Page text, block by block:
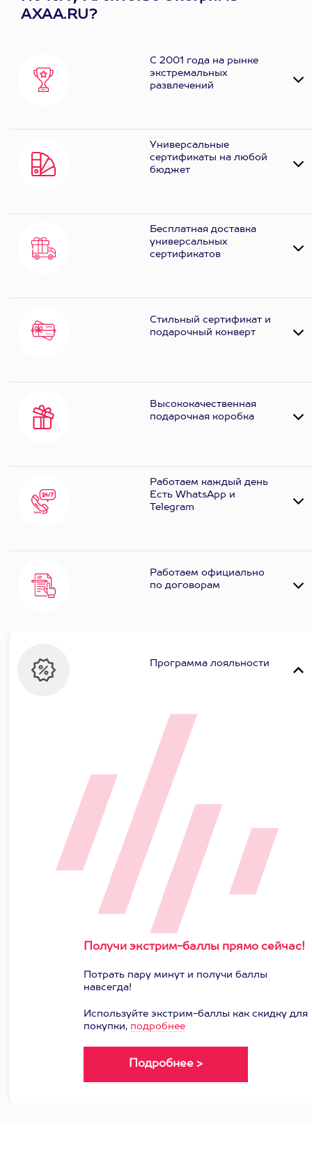
AXAA.RU?
С 2001 года на рынке
экстремальных
развлечений
Универсальные
сертификаты на любой
бюджет
Бесплатная доставка
универсальных
сертификатов
Стильный сертификат и
подарочный конверт
Высококачественная
подарочная коробка
Работаем каждый день
Есть WhatsApp и
Telеgram
Работаем официально
по договорам
Программа лояльности
Получи экстрим-баллы прямо сейчас!
Потрать пару минут и получи баллы
навсегда!
Используйте экстрим-баллы как скидку для
покупки, подробнее